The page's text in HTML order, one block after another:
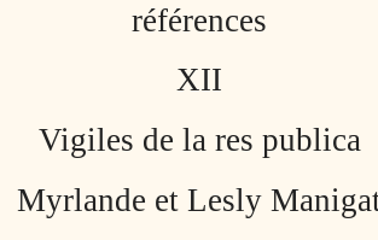
références
XII
Vigiles de la res publica
Myrlande et Lesly